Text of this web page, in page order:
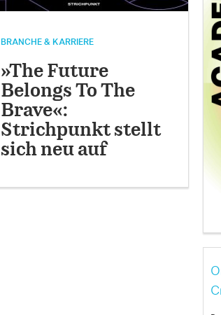
BRANCHE & KARRIERE
»The Future
Belongs To The
Brave«:
Strichpunkt stellt
sich neu auf